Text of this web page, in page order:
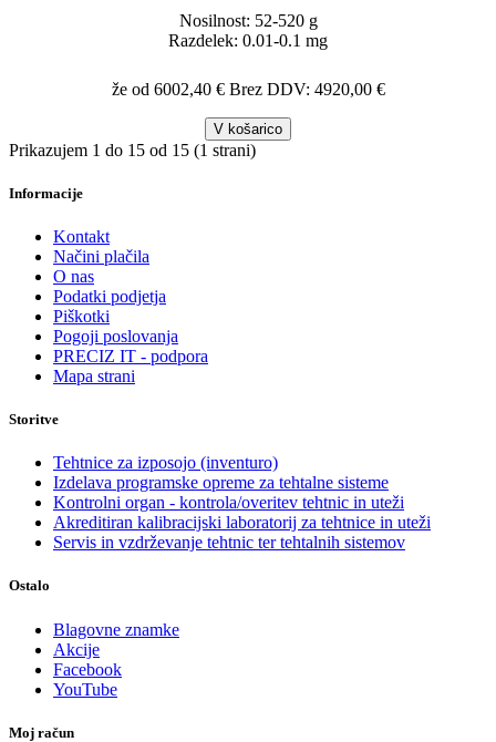
Nosilnost: 52-520 g
Razdelek: 0.01-0.1 mg
že od 6002,40 € Brez DDV: 4920,00 €
V košarico
Prikazujem 1 do 15 od 15 (1 strani)
Informacije
Kontakt
Načini plačila
O nas
Podatki podjetja
Piškotki
Pogoji poslovanja
PRECIZ IT - podpora
Mapa strani
Storitve
Tehtnice za izposojo (inventuro)
Izdelava programske opreme za tehtalne sisteme
Kontrolni organ - kontrola/overitev tehtnic in uteži
Akreditiran kalibracijski laboratorij za tehtnice in uteži
Servis in vzdrževanje tehtnic ter tehtalnih sistemov
Ostalo
Blagovne znamke
Akcije
Facebook
YouTube
Moj račun